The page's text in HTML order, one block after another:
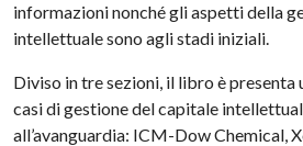
informazioni nonché gli aspetti della
intellettuale sono agli stadi iniziali.
Diviso in tre sezioni, il libro è presenta
casi di gestione del capitale
all’avanguardia: ICM-Dow Chemical,